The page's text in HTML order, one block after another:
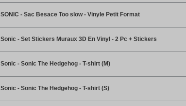
SONIC - Sac Besace Too slow - Vinyle Petit Format
Sonic - Set Stickers Muraux 3D En Vinyl - 2 Pc + Stickers
Sonic - Sonic The Hedgehog - T-shirt (M)
Sonic - Sonic The Hedgehog - T-shirt (S)